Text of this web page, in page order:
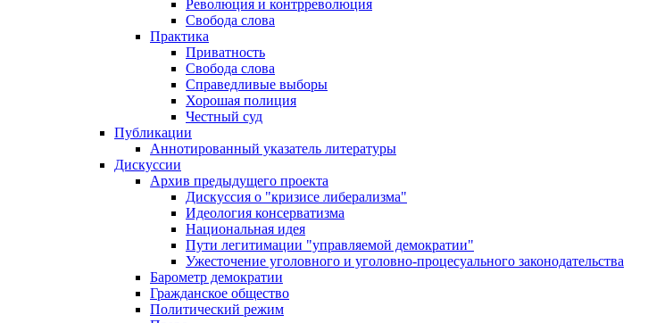
Революция и контрреволюция
Свобода слова
Практика
Приватность
Свобода слова
Справедливые выборы
Хорошая полиция
Честный суд
Публикации
Аннотированный указатель литературы
Дискуссии
Архив предыдущего проекта
Дискуссия о "кризисе либерализма"
Идеология консерватизма
Национальная идея
Пути легитимации "управляемой демократии"
Ужесточение уголовного и уголовно-процесуального законодательства
Барометр демократии
Гражданское общество
Политический режим